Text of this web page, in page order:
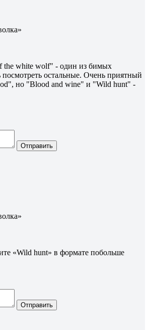
the white wolf" - один из бимых
посмотреть остальные. Очень приятный
но "Blood and wine" и "Wild hunt" -
Отправить
«Wild hunt» в формате побольше
Отправить